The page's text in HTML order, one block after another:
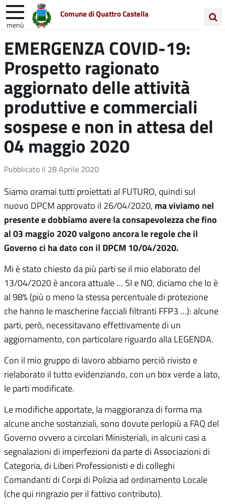
Comune di Quattro Castella
menù
nel
sito
Entra in Comune Vivi Quattro Castella
Unione Colline Matildiche
EMERGENZA COVID-19:
Prospetto ragionato
aggiornato delle attività
produttive e commerciali
sospese e non in attesa del
04 maggio 2020
Pubblicato il 28 Aprile 2020
Siamo oramai tutti proiettati al FUTURO, quindi sul
nuovo DPCM approvato il 26/04/2020, ma viviamo nel
presente e dobbiamo avere la consapevolezza che fino
al 03 maggio 2020 valgono ancora le regole che il
Governo ci ha dato con il DPCM 10/04/2020.
Mi è stato chiesto da più parti se il mio elaborato del
13/04/2020 è ancora attuale … SI e NO, diciamo che lo è
al 98% (più o meno la stessa percentuale di protezione
che hanno le mascherine facciali filtranti FFP3 …): alcune
parti, però, necessitavano effettivamente di un
aggiornamento, con particolare riguardo alla LEGENDA.
Con il mio gruppo di lavoro abbiamo perciò rivisto e
rielaborato il tutto evidenziando, con un box verde a lato,
le parti modificate.
Le modifiche apportate, la maggioranza di forma ma
alcune anche sostanziali, sono dovute perlopiù a FAQ del
Governo ovvero a circolari Ministeriali, in alcuni casi a
segnalazioni di imperfezioni da parte di Associazioni di
Categoria, di Liberi Professionisti e di colleghi
Comandanti di Corpi di Polizia ad ordinamento Locale
(che qui ringrazio per il fattivo contributo).